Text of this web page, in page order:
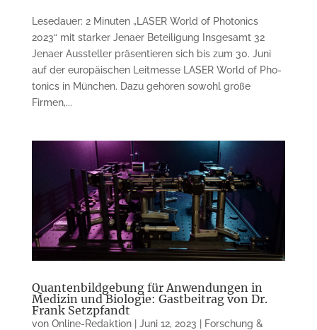
Lesedauer: 2 Minuten „LASER World of Pho­to­nics
2023“ mit star­ker Je­na­er Be­teiligung Insgesamt 32
Jenaer Aussteller prä­sen­tier­en sich bis zum 30. Juni
auf der eu­ro­­päisch­en Leitmesse LASER World of Pho­
tonics in München. Dazu ge­hören sowohl gro­ße
Firmen,...
Quantenbildgebung für Anwendungen in
Medizin und Biologie: Gastbeitrag von Dr.
Frank Setzpfandt
von Online-Redaktion| Juni 12, 2023
Forschung &